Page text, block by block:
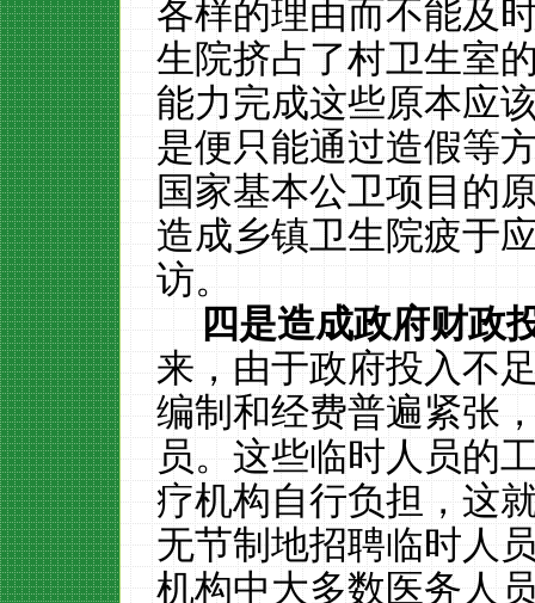
各样的理由而不能及
生院挤占了村卫生室
能力完成这些原本应
是便只能通过造假等
国家基本公卫项目的
造成乡镇卫生院疲于
访。
四是造成政府财政
来，由于政府投入不
编制和经费普遍紧张
员。这些临时人员的
疗机构自行负担，这
无节制地招聘临时人
机构中大多数医务人